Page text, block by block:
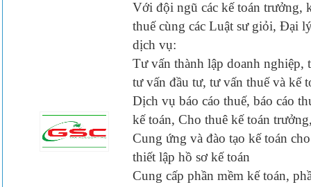
Với đội ngũ các kế toán trưởng,
thuế cùng các Luật sư giỏi, Đại
dịch vụ:
Tư vấn thành lập doanh
tư vấn đầu tư, tư vấn thuế và kế
Dịch vụ báo cáo thuế, báo cáo
kế toán, Cho thuê kế toán
Cung ứng và đào tạo kế toán
thiết lập hồ sơ kế toán
Cung cấp phần mềm kế toán,